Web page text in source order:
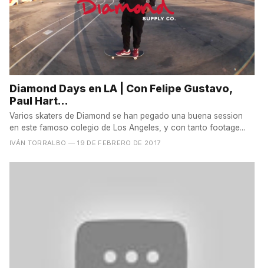
Diamond Days en LA | Con Felipe Gustavo,
Paul Hart...
Varios skaters de Diamond se han pegado una buena session
en este famoso colegio de Los Angeles, y con tanto footage...
IVÁN TORRALBO — 19 DE FEBRERO DE 2017